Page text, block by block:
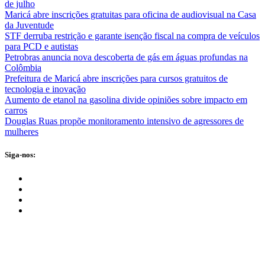
de julho
Maricá abre inscrições gratuitas para oficina de audiovisual na Casa
da Juventude
STF derruba restrição e garante isenção fiscal na compra de veículos
para PCD e autistas
Petrobras anuncia nova descoberta de gás em águas profundas na
Colômbia
Prefeitura de Maricá abre inscrições para cursos gratuitos de
tecnologia e inovação
Aumento de etanol na gasolina divide opiniões sobre impacto em
carros
Douglas Ruas propõe monitoramento intensivo de agressores de
mulheres
Siga-nos: